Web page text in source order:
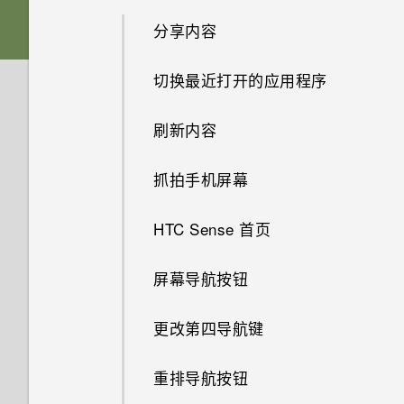
“设置”中的电池优化有什么作
营商网络？
我无法退出某一应用程序。怎么
码？
如何启用开发人员选项?
如何查看正在运行的应用程序列
nano SIM 卡，装入手机中？
如何在 HTC BlinkFeed 和我下
Launch 感应启动手势？
新版软件更新中有什么新功能和
方输入法之间切换？
在格式化存储卡以用作内部存储
时，我看到表示该卡速度较慢的
为何慢镜头视频没有录音？
有问题时如何对手机进行故障排
什么 HTC 备份中看不到备份选
项了？
我在旅行期间更改了时区。可否
在日历中查看当前城市和居住城
市之间的时差？
如何切换到驾车模式？
计算器应用程序中是否提供高级
在免提通话时，屏幕关闭了。如
何重新打开？
如何设置默认的短信应用程序？
为何收不到使用 iPhone 的联系
人的短信？
如何在短信息中添加签名？
我无法发送和接收短信息。怎么
办？
为何联系人应用程序中看不到最
卡槽与卡座
nano SIM 卡
存储卡
为电池充电
打开或关闭电源
分享内容
切换最近打开的应用程序
刷新内容
抓拍手机屏幕
HTC Sense 首页
屏幕导航按钮
更改第四导航键
重排导航按钮